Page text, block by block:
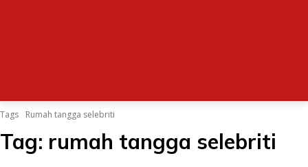
Tags Rumah tangga selebriti
Tag: rumah tangga selebriti